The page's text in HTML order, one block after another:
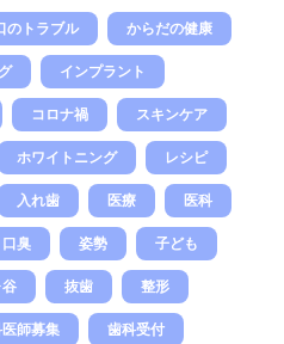
のトラブル からだの健康
インプラント
コロナ禍 スキンケア
ホワイトニング レシピ
入れ歯 医療 医科
口臭 姿勢 子ども
抜歯 整形
師募集 歯科受付